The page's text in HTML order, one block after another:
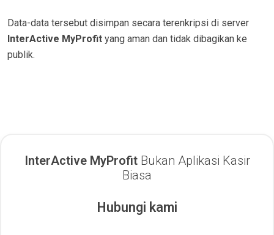
Data-data tersebut disimpan secara terenkripsi di server
InterActive MyProfit yang aman dan tidak dibagikan ke
publik.
InterActive MyProfit Bukan Aplikasi Kasir
Biasa
Hubungi kami